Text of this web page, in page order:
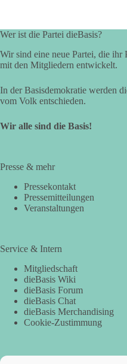
Wer ist die Partei dieBasis?
Wir sind eine neue Partei, die ihr
mit den Mitgliedern entwickelt.
In der Basisdemokratie werden
vom Volk entschieden.
Wir alle sind die Basis!
Presse & mehr
Pressekontakt
Pressemitteilungen
Veranstaltungen
Service & Intern
Mitgliedschaft
dieBasis Wiki
dieBasis Forum
dieBasis Chat
dieBasis Merchandising
Cookie-Zustimmung